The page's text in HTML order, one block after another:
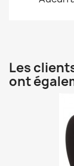
Les
ont